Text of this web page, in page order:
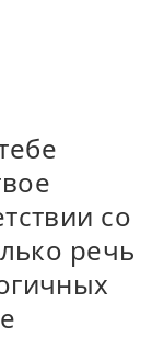
со
речь